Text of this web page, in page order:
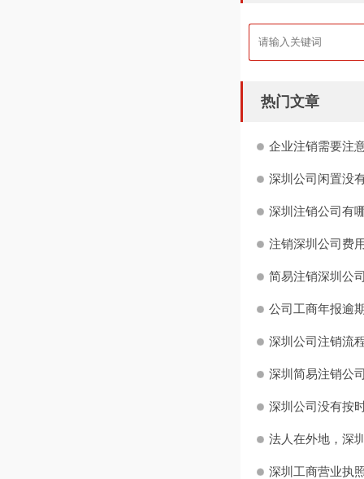
热门文章
企业注销需要注
深圳公司闲置没
深圳注销公司有
注销深圳公司费
简易注销深圳公
公司工商年报逾
深圳公司注销流
深圳简易注销公
深圳公司没有按
法人在外地，深
深圳工商营业执